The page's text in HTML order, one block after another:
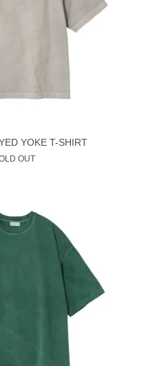
YOKE T-SHIRT
OUT